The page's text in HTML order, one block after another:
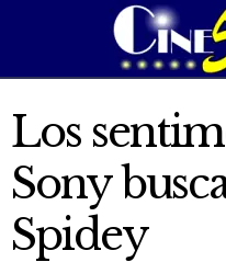
Los
Sony
Spidey